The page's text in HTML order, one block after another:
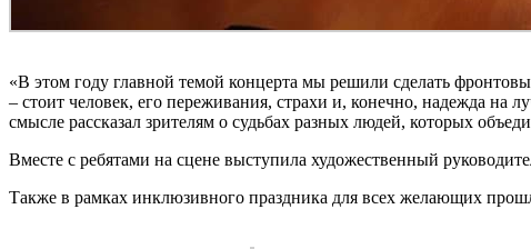
«В этом году главной темой концерта мы решили сделать
– стоит человек, его переживания, страхи и, конечно, надежда на
смысле рассказал зрителям о судьбах разных людей, которых
Вместе с ребятами на сцене выступила художественный
Также в рамках инклюзивного праздника для всех желающих